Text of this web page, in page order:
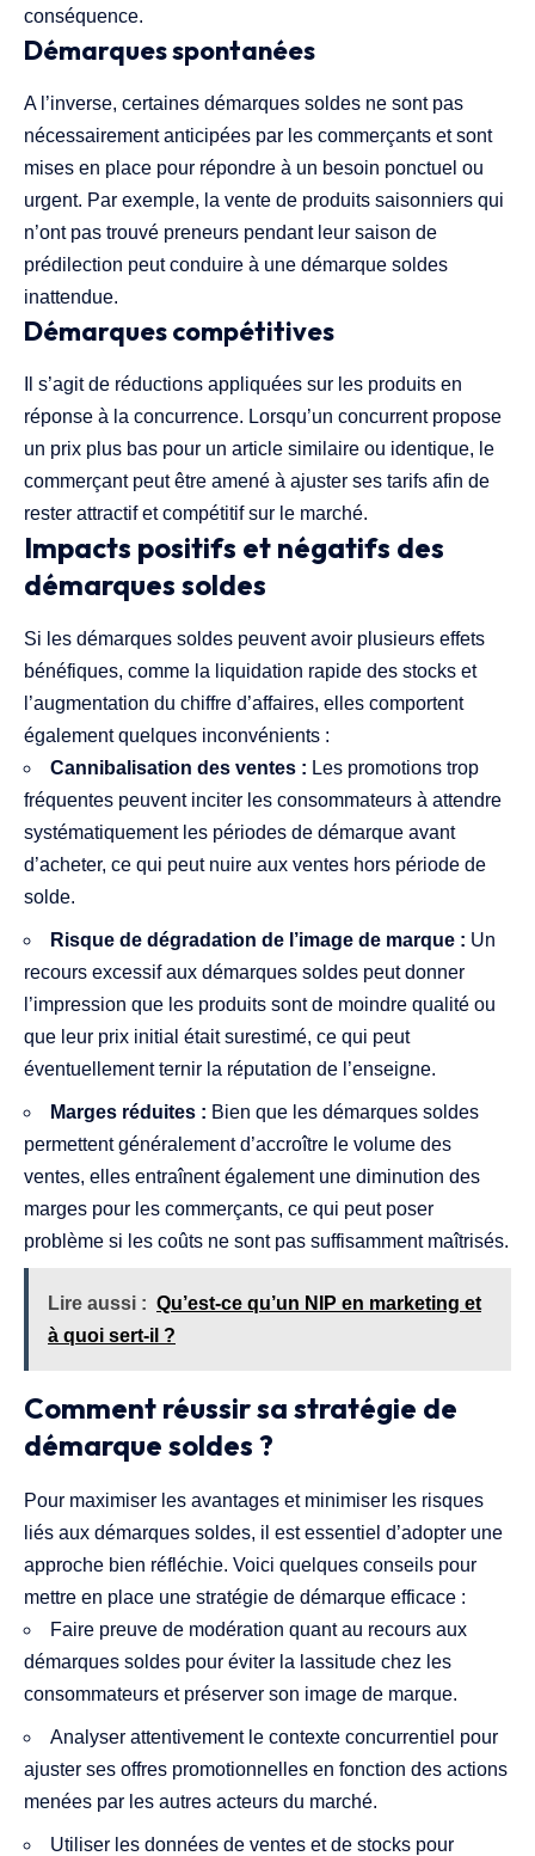
conséquence.
Démarques spontanées
A l’inverse, certaines démarques soldes ne sont pas
nécessairement anticipées par les commerçants et sont
mises en place pour répondre à un besoin ponctuel ou
urgent. Par exemple, la vente de produits saisonniers qui
n’ont pas trouvé preneurs pendant leur saison de
prédilection peut conduire à une démarque soldes
inattendue.
Démarques compétitives
Il s’agit de réductions appliquées sur les produits en
réponse à la concurrence. Lorsqu’un concurrent propose
un prix plus bas pour un article similaire ou identique, le
commerçant peut être amené à ajuster ses tarifs afin de
rester attractif et compétitif sur le marché.
Impacts positifs et négatifs des
démarques soldes
Si les démarques soldes peuvent avoir plusieurs effets
bénéfiques, comme la liquidation rapide des stocks et
l’augmentation du chiffre d’affaires, elles comportent
également quelques inconvénients :
Cannibalisation des ventes : Les promotions trop
fréquentes peuvent inciter les consommateurs à attendre
systématiquement les périodes de démarque avant
d’acheter, ce qui peut nuire aux ventes hors période de
solde.
Risque de dégradation de l’image de marque : Un
recours excessif aux démarques soldes peut donner
l’impression que les produits sont de moindre qualité ou
que leur prix initial était surestimé, ce qui peut
éventuellement ternir la réputation de l’enseigne.
Marges réduites : Bien que les démarques soldes
permettent généralement d’accroître le volume des
ventes, elles entraînent également une diminution des
marges pour les commerçants, ce qui peut poser
problème si les coûts ne sont pas suffisamment maîtrisés.
Lire aussi : Qu’est-ce qu’un NIP en marketing et
à quoi sert-il ?
Comment réussir sa stratégie de
démarque soldes ?
Pour maximiser les avantages et minimiser les risques
liés aux démarques soldes, il est essentiel d’adopter une
approche bien réfléchie. Voici quelques conseils pour
mettre en place une stratégie de démarque efficace :
Faire preuve de modération quant au recours aux
démarques soldes pour éviter la lassitude chez les
consommateurs et préserver son image de marque.
Analyser attentivement le contexte concurrentiel pour
ajuster ses offres promotionnelles en fonction des actions
menées par les autres acteurs du marché.
Utiliser les données de ventes et de stocks pour